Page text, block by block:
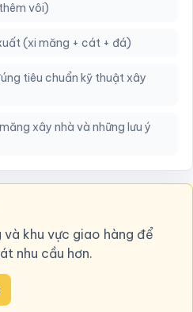
vôi)
(xi măng + cát + đá)
tiêu chuẩn kỹ thuật xây
xây nhà và những lưu ý
và khu vực giao hàng để
nhu cầu hơn.